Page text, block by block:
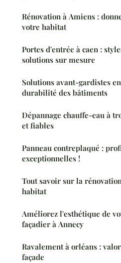
Rénovation à Amiens :
votre habitat
Portes d'entrée à caen :
solutions sur mesure
Solutions avant-gardistes
durabilité des bâtiments
Dépannage chauffe-eau à
et fiables
Panneau contreplaqué :
exceptionnelles !
Tout savoir sur la
habitat
Améliorez l'esthétique de
façadier à Annecy
Ravalement à orléans :
façade